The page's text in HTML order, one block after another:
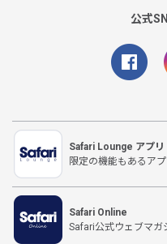
公式
Safari Lounge アプリ
限定の機能もあるア
Safari Online
Safari公式ウェブマガ